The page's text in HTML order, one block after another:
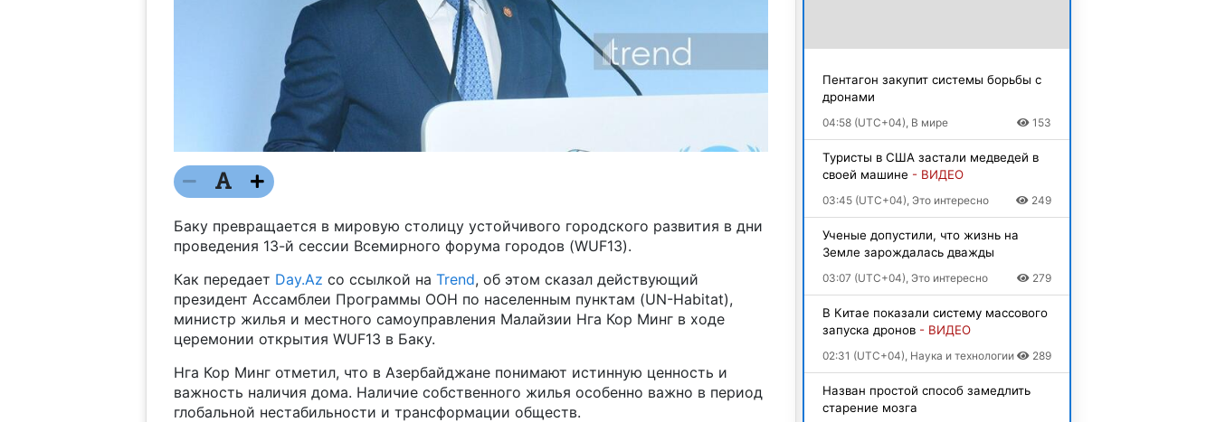
Баку превращается в мировую столицу устойчивого городского развития в дни
проведения 13-й сессии Всемирного форума городов (WUF13).
Как передает Day.Az со ссылкой на Trend, об этом сказал действующий
президент Ассамблеи Программы ООН по населенным пунктам (UN-Habitat),
министр жилья и местного самоуправления Малайзии Нга Кор Минг в ходе
церемонии открытия WUF13 в Баку.
Нга Кор Минг отметил, что в Азербайджане понимают истинную ценность и
важность наличия дома. Наличие собственного жилья особенно важно в период
глобальной нестабильности и трансформации обществ.
Пентагон закупит системы борьбы с
дронами
04:58 (UTC+04), В мире 153
Туристы в США застали медведей в
своей машине - ВИДЕО
03:45 (UTC+04), Это интересно 249
Ученые допустили, что жизнь на
Земле зарождалась дважды
03:07 (UTC+04), Это интересно 279
В Китае показали систему массового
запуска дронов - ВИДЕО
02:31 (UTC+04), Наука и технологии 289
Назван простой способ замедлить
старение мозга